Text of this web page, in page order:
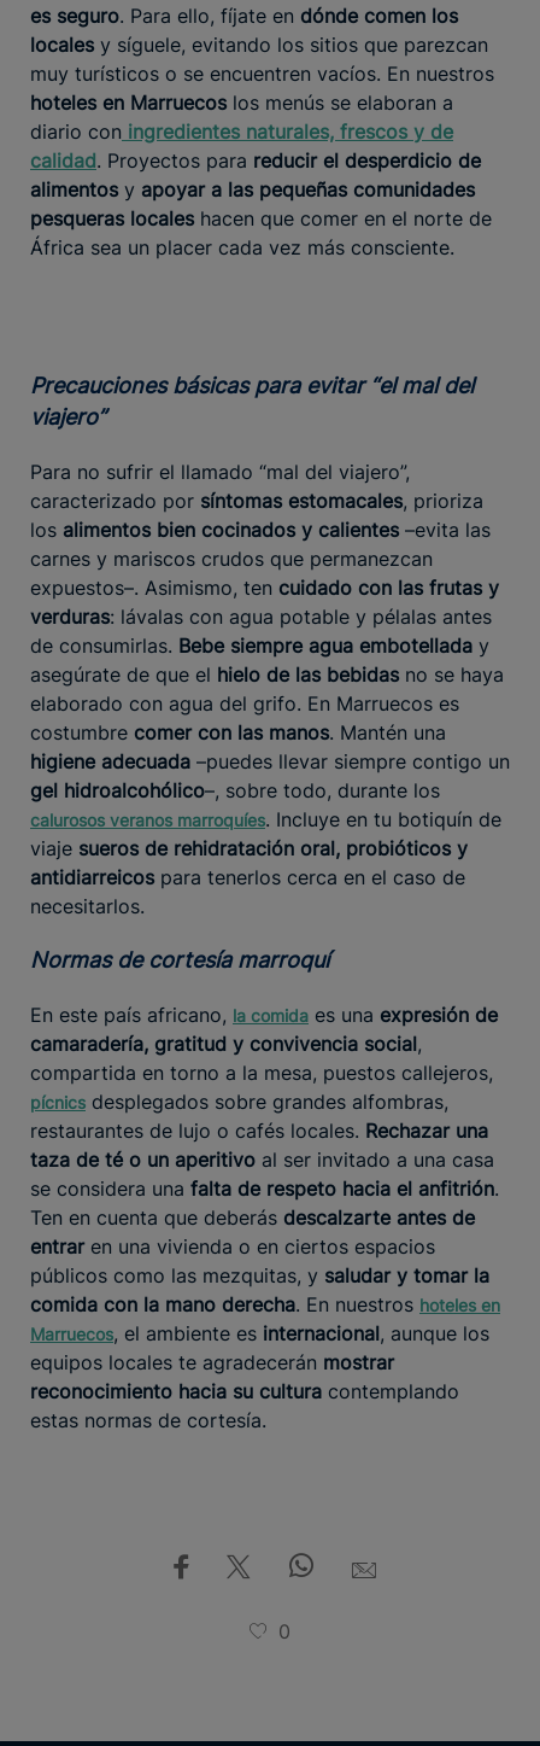
es seguro. Para ello, fíjate en dónde comen los
locales y síguele, evitando los sitios que parezcan
muy turísticos o se encuentren vacíos. En nuestros
hoteles en Marruecos los menús se elaboran a
diario con ingredientes naturales, frescos y de
calidad. Proyectos para reducir el desperdicio de
alimentos y apoyar a las pequeñas comunidades
pesqueras locales hacen que comer en el norte de
África sea un placer cada vez más consciente.
Precauciones básicas para evitar “el mal del
viajero”
Para no sufrir el llamado “mal del viajero”,
caracterizado por síntomas estomacales, prioriza
los alimentos bien cocinados y calientes –evita las
carnes y mariscos crudos que permanezcan
expuestos–. Asimismo, ten cuidado con las frutas y
verduras: lávalas con agua potable y pélalas antes
de consumirlas. Bebe siempre agua embotellada y
asegúrate de que el hielo de las bebidas no se haya
elaborado con agua del grifo. En Marruecos es
costumbre comer con las manos. Mantén una
higiene adecuada –puedes llevar siempre contigo un
gel hidroalcohólico–, sobre todo, durante los
calurosos veranos marroquíes. Incluye en tu botiquín de
viaje sueros de rehidratación oral, probióticos y
antidiarreicos para tenerlos cerca en el caso de
necesitarlos.
Normas de cortesía marroquí
En este país africano, la comida es una expresión de
camaradería, gratitud y convivencia social,
compartida en torno a la mesa, puestos callejeros,
pícnics desplegados sobre grandes alfombras,
restaurantes de lujo o cafés locales. Rechazar una
taza de té o un aperitivo al ser invitado a una casa
se considera una falta de respeto hacia el anfitrión.
Ten en cuenta que deberás descalzarte antes de
entraren una vivienda o en ciertos espacios
públicos como las mezquitas, y saludar y tomar la
comida con la mano derecha. En nuestros hoteles en
Marruecos, el ambiente es internacional, aunque los
equipos locales te agradecerán mostrar
reconocimiento hacia su cultura contemplando
estas normas de cortesía.
0